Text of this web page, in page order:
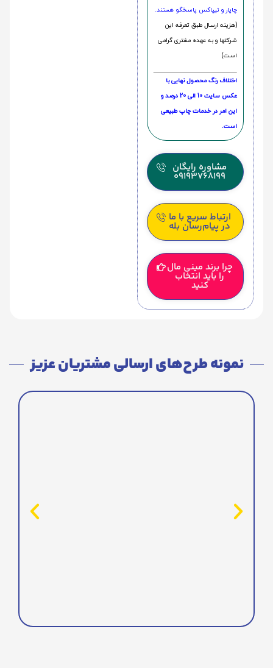
چاپار و تیپاکس پاسخگو هستند.
(هزینه ارسال طبق تعرفه این
شرکتها و به عهده مشتری گرامی
است)
اختلاف رنگ محصول نهایی با
عکس سایت 10 الی 20 درصد و
این امر در خدمات چاپ طبیعی
است.
مشاوره رایگان
09193768199
ارتباط سریع با ما
در پیام‌رسان بله
چرا برند مینی مال
را باید انتخاب
کنید
نمونه طرح‌های ارسالی مشتریان عزیز